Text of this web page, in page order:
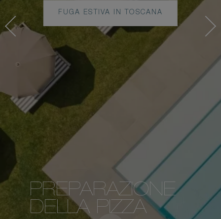
FUGA ESTIVA IN TOSCANA
PREPARAZIONE
DELLA PIZZA